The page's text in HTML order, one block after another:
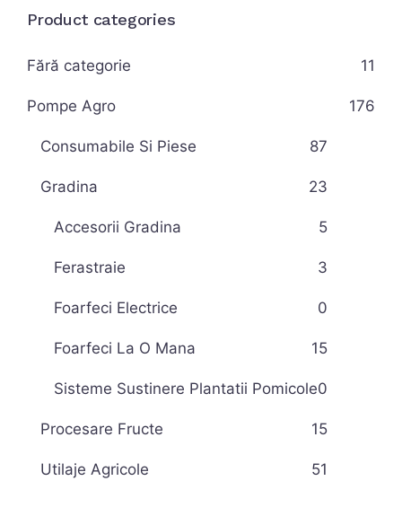
Product categories
Fără categorie 11
Pompe Agro 176
Consumabile Si Piese 87
Gradina 23
Accesorii Gradina 5
Ferastraie 3
Foarfeci Electrice 0
Foarfeci La O Mana 15
Sisteme Sustinere Plantatii Pomicole0
Procesare Fructe 15
Utilaje Agricole 51